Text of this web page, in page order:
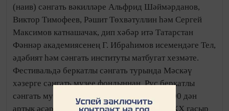
(наив) сәнгать вәкилләре Альфрид Шәймәрданов,
Виктор Тимофеев, Рәшит Төхвәтуллин һәм Сергей
Максимов катнашачак, дип хәбәр итә Татарстан
Фәннәр академиясенең Г. Ибраһимов исемендәге Тел,
әдәбият һәм сәнгать институты матбугат хезмәте.
Фестивальдә беркатлы сәнгать турында Мәскәү
хәзерге сәнгать музее фондыннан, Рус беркатлы
сәнгать музее һәм башкалардан алынган 400 дән
артык әсәр сөйләячәк. Фестивальдә XIX – XX гасыр